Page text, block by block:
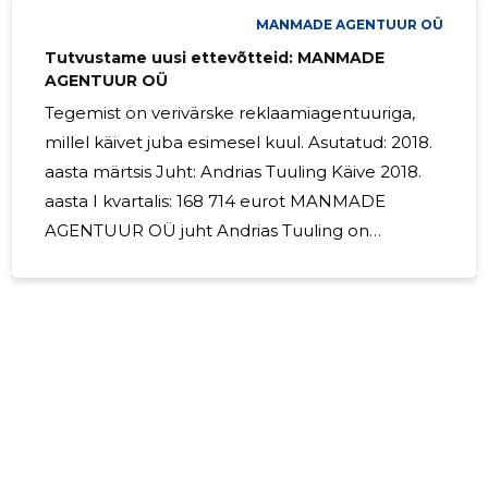
MANMADE AGENTUUR OÜ
Tutvustame uusi ettevõtteid: MANMADE
AGENTUUR OÜ
Tegemist on verivärske reklaamiagentuuriga,
millel käivet juba esimesel kuul. Asutatud: 2018.
aasta märtsis Juht: Andrias Tuuling Käive 2018.
aasta I kvartalis: 168 714 eurot MANMADE
AGENTUUR OÜ juht Andrias Tuuling on